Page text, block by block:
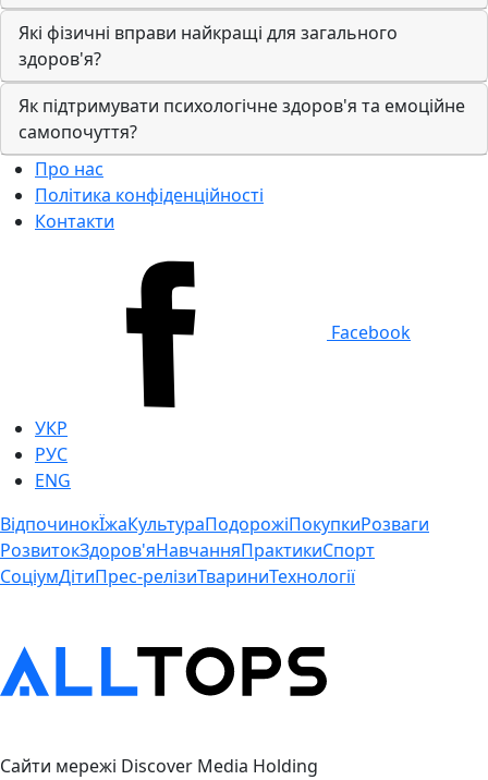
Які фізичні вправи найкращі для загального
здоров'я?
Як підтримувати психологічне здоров'я та емоційне
самопочуття?
Про нас
Політика конфіденційності
Контакти
Facebook
УКР
РУС
ENG
ВідпочинокЇжаКультураПодорожіПокупкиРозваги
РозвитокЗдоров'яНавчанняПрактикиСпорт
СоціумДітиПрес-релізиТвариниТехнології
Сайти мережі Discover Media Holding